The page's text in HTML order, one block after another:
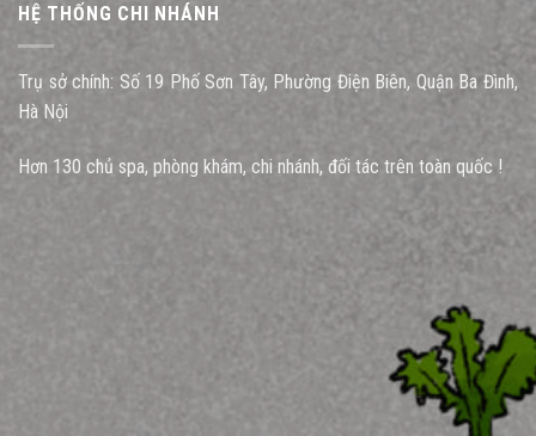
HỆ THỐNG CHI NHÁNH
Trụ sở chính: Số 19 Phố Sơn Tây, Phường Điện Biên, Quận Ba Đình,
Hà Nội
Hơn 130 chủ spa, phòng khám, chi nhánh, đối tác trên toàn quốc !